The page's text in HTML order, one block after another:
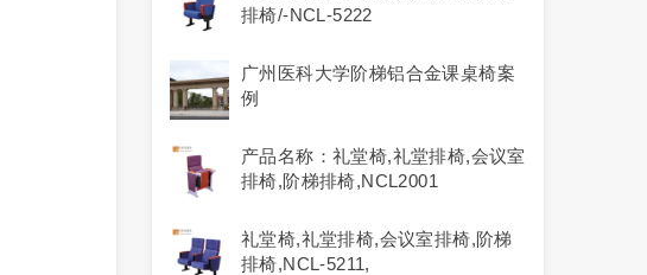
排椅/-NCL-5222
广州医科大学阶梯铝合金课桌椅案
例
产品名称：礼堂椅,礼堂排椅,会议室
排椅,阶梯排椅,NCL2001
礼堂椅,礼堂排椅,会议室排椅,阶梯
排椅,NCL-5211,